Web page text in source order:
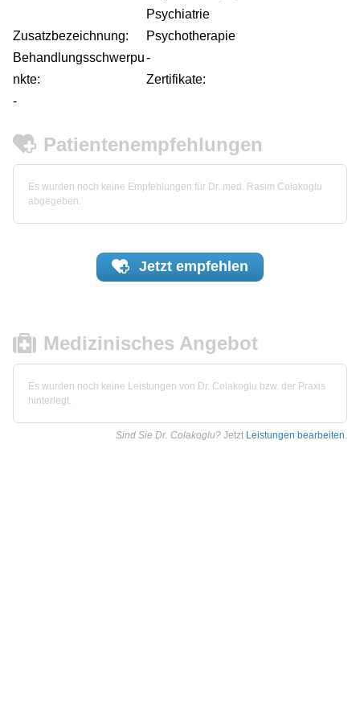
Psychiatrie
Zusatzbezeichnung:
Psychotherapie
Behandlungsschwerpu
nkte:
-
Zertifikate:
-
Patientenempfehlungen
Es wurden noch keine Empfehlungen für Dr. med. Rasim Colakoglu
abgegeben.
Jetzt empfehlen
Medizinisches Angebot
Es wurden noch keine Leistungen von Dr. Colakoglu bzw. der Praxis
hinterlegt.
Sind Sie Dr. Colakoglu? Jetzt Leistungen bearbeiten.